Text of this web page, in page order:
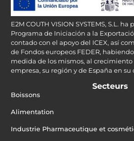
E2M COUTH VISION SYSTEMS, S.L.
Programa de Iniciación a la
contado con el apoyo del ICEX, así
de Fondos europeos FEDER,
medida de los mismos, al
empresa, su región y de España en su
Secteurs
Boissons
Alimentation
Industrie Pharmaceutique et